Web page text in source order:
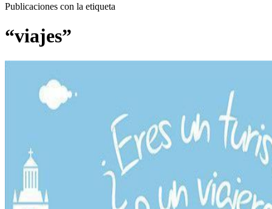
Publicaciones con la etiqueta
“viajes”